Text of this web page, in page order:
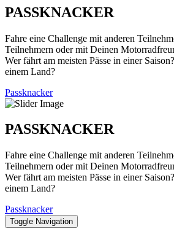
PASSKNACKER
Fahre eine Challenge mit anderen
Teilnehmern oder mit Deinen
Wer fährt am meisten Pässe in einer
einem Land?
Passknacker
PASSKNACKER
Fahre eine Challenge mit anderen
Teilnehmern oder mit Deinen
Wer fährt am meisten Pässe in einer
einem Land?
Passknacker
Toggle Navigation